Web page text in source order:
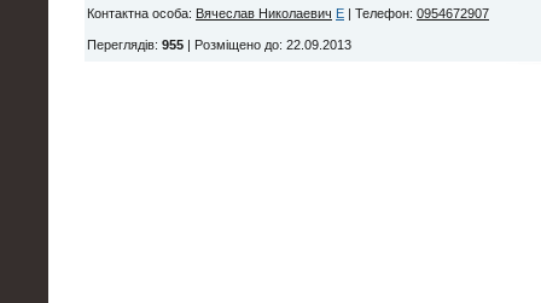
Контактна особа: Вячеслав Николаевич E Телефон: 0954672907
Переглядів: 955 Розміщено до: 22.09.2013